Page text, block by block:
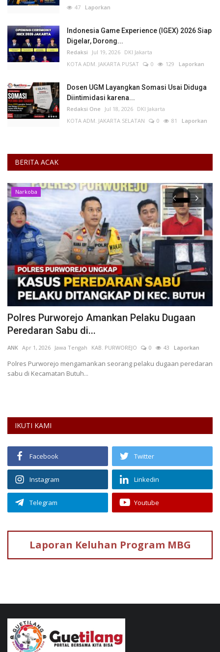
47 Laporkan
Indonesia Game Experience (IGEX) 2026 Siap
Digelar, Dorong...
Redaksi Jul 19, 2026 DKI Jakarta
KOTA ADM. JAKARTA PUSAT
0 129 Laporkan
Dosen UGM Layangkan Somasi Usai Diduga
Diintimidasi karena...
Redaksi One Jul 18, 2026 DKI Jakarta
KOTA ADM. JAKARTA SELATAN
0 81 Laporkan
BERITA ACAK
Narkoba
Polres Purworejo Amankan Pelaku Dugaan
Peredaran Sabu di...
ANK Apr 1, 2026 Jawa Tengah KAB. PURWOREJO 0 43 Laporkan
Polres Purworejo mengamankan seorang pelaku dugaan peredaran
sabu di Kecamatan Butuh...
IKUTI KAMI
Facebook Twitter
Instagram Linkedin
Telegram Youtube
Laporan Keluhan Program MBG